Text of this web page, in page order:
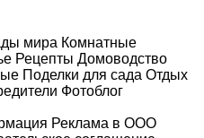
мира Комнатные
Рецепты Домоводство
Поделки для сада Отдых
Фотоблог
Реклама в ООО